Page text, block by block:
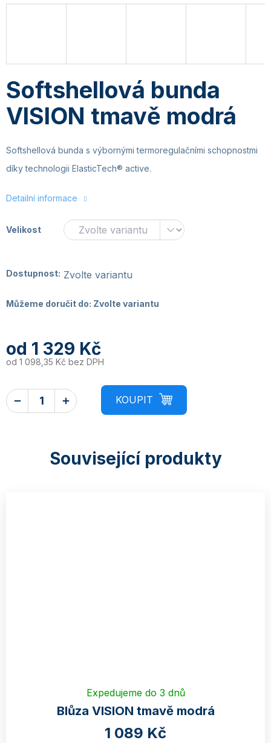
Softshellová bunda
VISION tmavě modrá
Softshellová bunda s výbornými termoregulačními schopnostmi
díky technologii ElasticTech® active.
Detailní informace
Velikost
Dostupnost: Zvolte variantu
Můžeme doručit do: Zvolte variantu
od 1 329 Kč
od 1 098,35 Kč bez DPH
Související produkty
Expedujeme do 3 dnů
Blůza VISION tmavě modrá
1 089 Kč